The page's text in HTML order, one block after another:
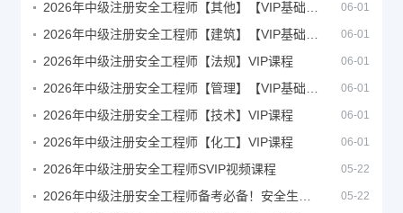
06-01
06-01
2026年中级注册安全工程师【法规】VIP课程 06-01
06-01
2026年中级注册安全工程师【技术】VIP课程 06-01
2026年中级注册安全工程师【化工】VIP课程 06-01
2026年中级注册安全工程师SVIP视频课程 05-22
05-22